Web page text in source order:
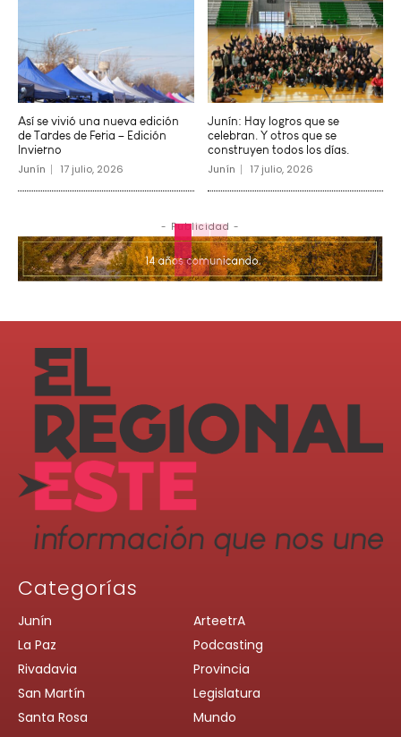
Así se vivió una nueva edición
de Tardes de Feria – Edición
Invierno
Junín 17 julio, 2026
Junín: Hay logros que se
celebran. Y otros que se
construyen todos los días.
Junín 17 julio, 2026
- Publicidad -
Categorías
Junín
La Paz
Rivadavia
San Martín
Santa Rosa
ArteetrA
Podcasting
Provincia
Legislatura
Mundo